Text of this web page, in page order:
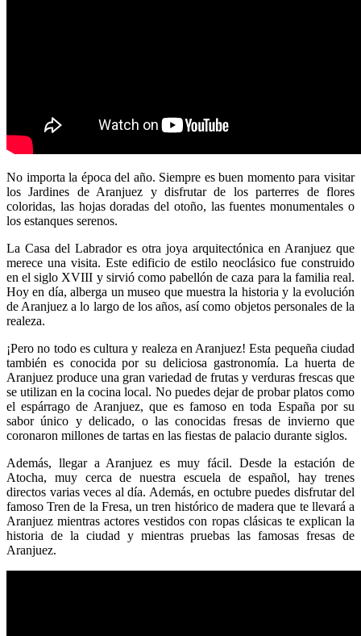
No importa la época del año. Siempre es buen momento para visitar
los Jardines de Aranjuez y disfrutar de los parterres de flores
coloridas, las hojas doradas del otoño, las fuentes monumentales o
los estanques serenos.
La Casa del Labrador es otra joya arquitectónica en Aranjuez que
merece una visita. Este edificio de estilo neoclásico fue construido
en el siglo XVIII y sirvió como pabellón de caza para la familia real.
Hoy en día, alberga un museo que muestra la historia y la evolución
de Aranjuez a lo largo de los años, así como objetos personales de la
realeza.
¡Pero no todo es cultura y realeza en Aranjuez! Esta pequeña ciudad
también es conocida por su deliciosa gastronomía. La huerta de
Aranjuez produce una gran variedad de frutas y verduras frescas que
se utilizan en la cocina local. No puedes dejar de probar platos como
el espárrago de Aranjuez, que es famoso en toda España por su
sabor único y delicado, o las conocidas fresas de invierno que
coronaron millones de tartas en las fiestas de palacio durante siglos.
Además, llegar a Aranjuez es muy fácil. Desde la estación de
Atocha, muy cerca de nuestra escuela de español, hay trenes
directos varias veces al día. Además, en octubre puedes disfrutar del
famoso Tren de la Fresa, un tren histórico de madera que te llevará a
Aranjuez mientras actores vestidos con ropas clásicas te explican la
historia de la ciudad y mientras pruebas las famosas fresas de
Aranjuez.